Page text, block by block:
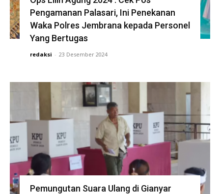
Pengamanan Palasari, Ini Penekanan
Waka Polres Jembrana kepada Personel
Yang Bertugas
redaksi - 23 Desember 2024
Pemungutan Suara Ulang di Gianyar